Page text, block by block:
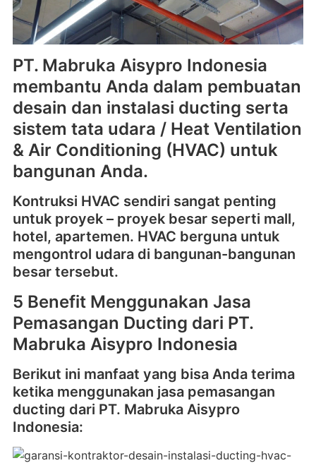
PT. Mabruka Aisypro Indonesia
membantu Anda dalam pembuatan
desain dan instalasi ducting serta
sistem tata udara / Heat Ventilation
& Air Conditioning (HVAC) untuk
bangunan Anda.
Kontruksi HVAC sendiri sangat penting
untuk proyek – proyek besar seperti mall,
hotel, apartemen. HVAC berguna untuk
mengontrol udara di bangunan-bangunan
besar tersebut.
5 Benefit Menggunakan Jasa
Pemasangan Ducting dari PT.
Mabruka Aisypro Indonesia
Berikut ini manfaat yang bisa Anda terima
ketika menggunakan jasa pemasangan
ducting dari PT. Mabruka Aisypro
Indonesia: